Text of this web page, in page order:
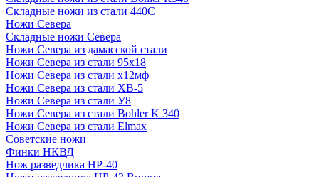
Складные ножи из стали 440С
Ножи Севера
Складные ножи Севера
Ножи Севера из дамасской стали
Ножи Севера из стали 95х18
Ножи Севера из стали х12мф
Ножи Севера из стали ХВ-5
Ножи Севера из стали У8
Ножи Севера из стали Bohler K 340
Ножи Севера из стали Elmax
Советские ножи
Финки НКВД
Нож разведчика НР-40